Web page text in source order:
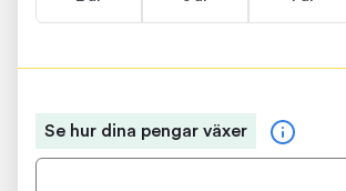
Se hur dina pengar växer